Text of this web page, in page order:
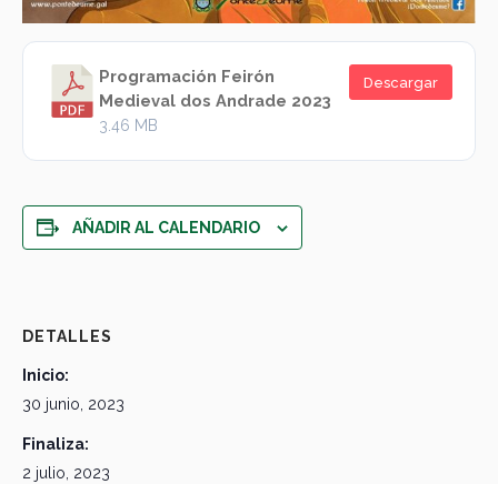
Programación Feirón
Medieval dos Andrade 2023
3.46 MB
Descargar
AÑADIR AL CALENDARIO
DETALLES
Inicio:
30 junio, 2023
Finaliza:
2 julio, 2023